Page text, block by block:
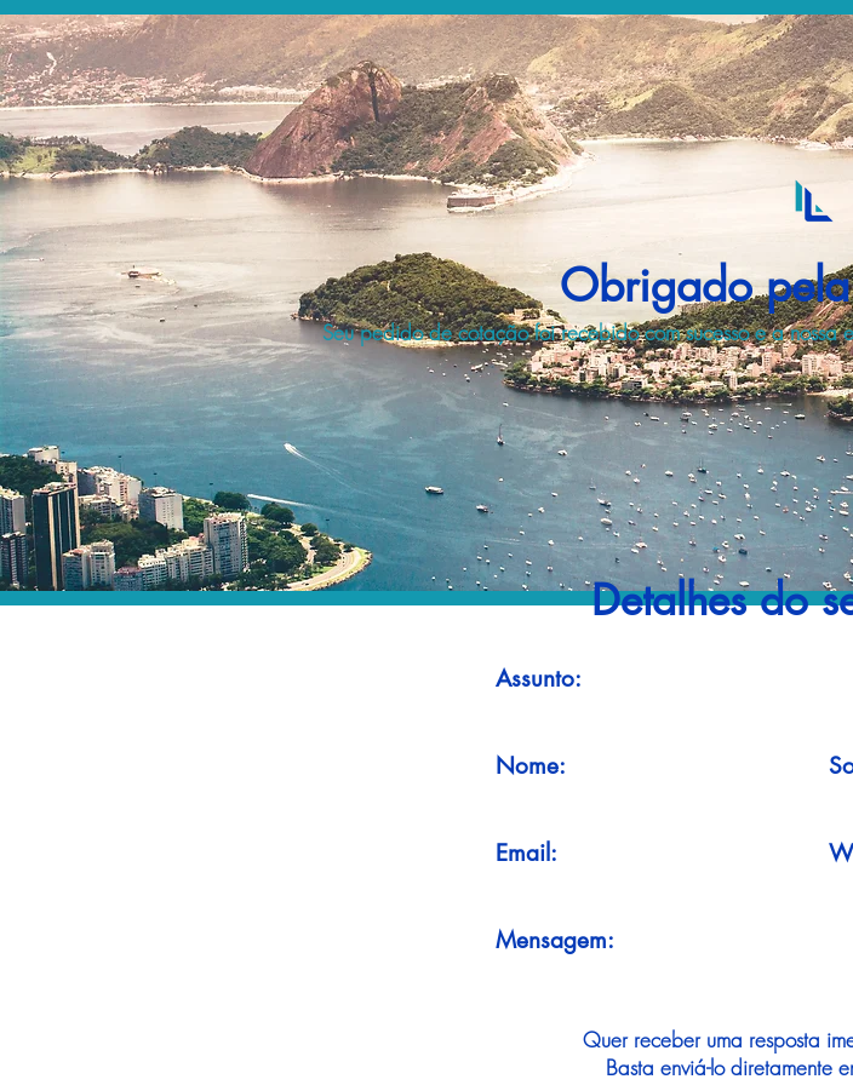
Obrigado
Seu pedido de cotação foi recebido com sucesso e a
Detalhes do
Assunto:
Nome:
Email:
Mensagem:
Quer receber uma resposta
Basta enviá-lo diretamente